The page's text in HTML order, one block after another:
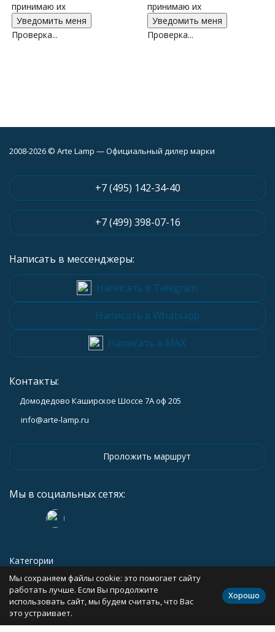
принимаю их
Проверка...
принимаю их
Проверка...
2008-2026 © Arte Lamp — Официальный дилер марки
+7 (495) 142-34-40
+7 (499) 398-07-16
Написать в мессенджеры:
Написать в Telegram
Написать в Whatsapp
Написать в MAX
Контакты:
Домодедово Каширское Шоссе 7А оф 205
info@arte-lamp.ru
Проложить маршрут
Мы в социальных сетях:
Категории
Информация
Политика персональных данных Карта сайта
Мы сохраняем файлы cookie: это помогает сайту
работать лучше. Если Вы продолжите
использовать сайт, мы будем считать, что Вас
это устраивает.
Хорошо